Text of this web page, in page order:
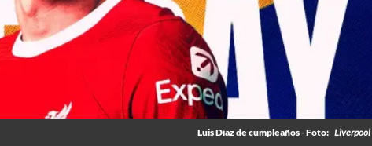
Luis Díaz de cumpleaños - Foto: